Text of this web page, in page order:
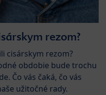
rezom?
cisárskym rezom?
obdobie bude trochu
Čo vás čaká, čo vás
užitočné rady.